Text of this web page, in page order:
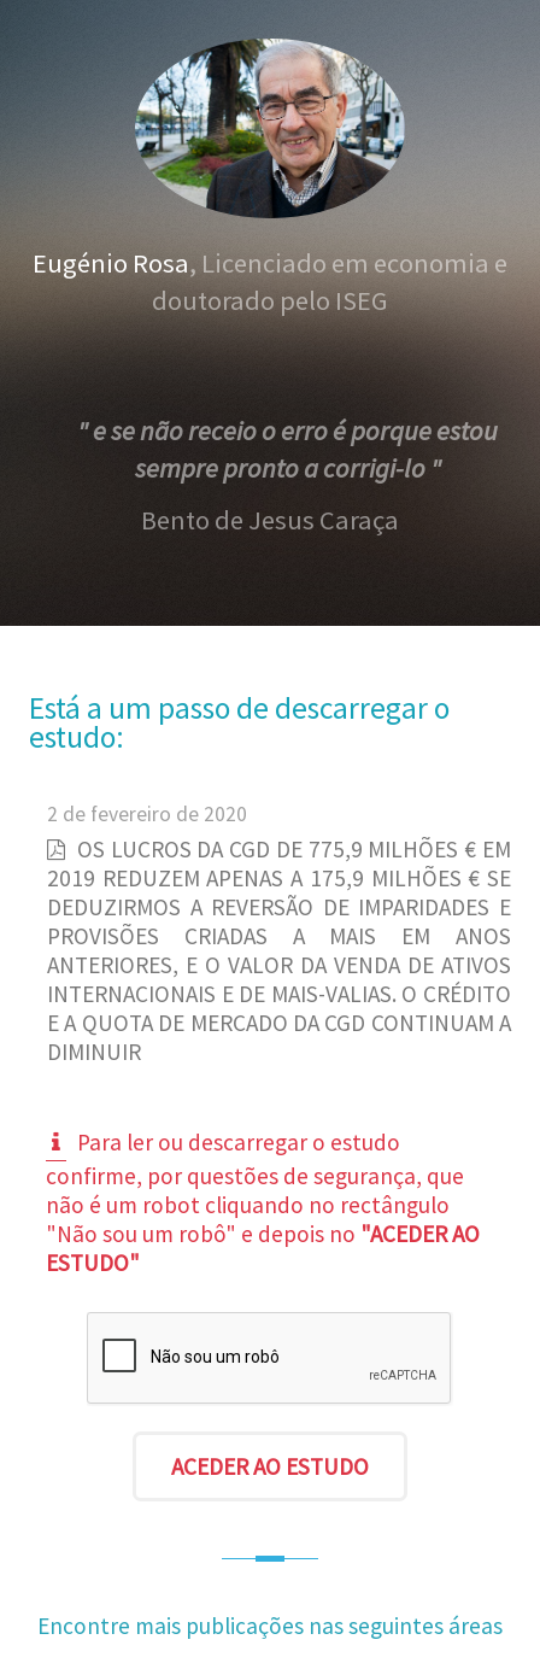
Eugénio Rosa, Licenciado em economia e
doutorado pelo ISEG
" e se não receio o erro é porque estou
sempre pronto a corrigi-lo "
Bento de Jesus Caraça
Está a um passo de descarregar o
estudo:
2 de fevereiro de 2020
OS LUCROS DA CGD DE 775,9 MILHÕES € EM
2019 REDUZEM APENAS A 175,9 MILHÕES € SE
DEDUZIRMOS A REVERSÃO DE IMPARIDADES E
PROVISÕES CRIADAS A MAIS EM ANOS
ANTERIORES, E O VALOR DA VENDA DE ATIVOS
INTERNACIONAIS E DE MAIS-VALIAS. O CRÉDITO
E A QUOTA DE MERCADO DA CGD CONTINUAM A
DIMINUIR
Para ler ou descarregar o estudo
confirme, por questões de segurança, que
não é um robot cliquando no rectângulo
"Não sou um robô" e depois no "ACEDER AO
ESTUDO"
Encontre mais publicações nas seguintes áreas